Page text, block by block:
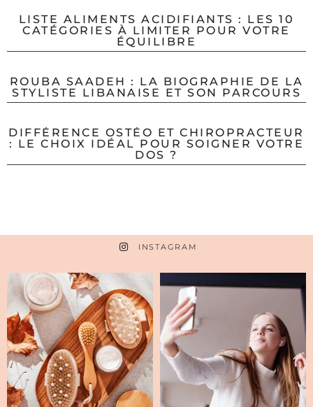
LISTE ALIMENTS ACIDIFIANTS : LES 10
CATÉGORIES À LIMITER POUR VOTRE
ÉQUILIBRE
ROUBA SAADEH : LA BIOGRAPHIE DE LA
STYLISTE LIBANAISE ET SON PARCOURS
DIFFÉRENCE OSTÉO ET CHIROPRACTEUR
: LE CHOIX IDÉAL POUR SOIGNER VOTRE
DOS ?
INSTAGRAM